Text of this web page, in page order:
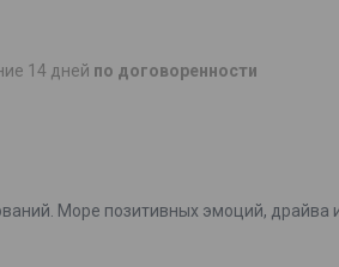
14 дней по договоренности
Море позитивных эмоций, драйва